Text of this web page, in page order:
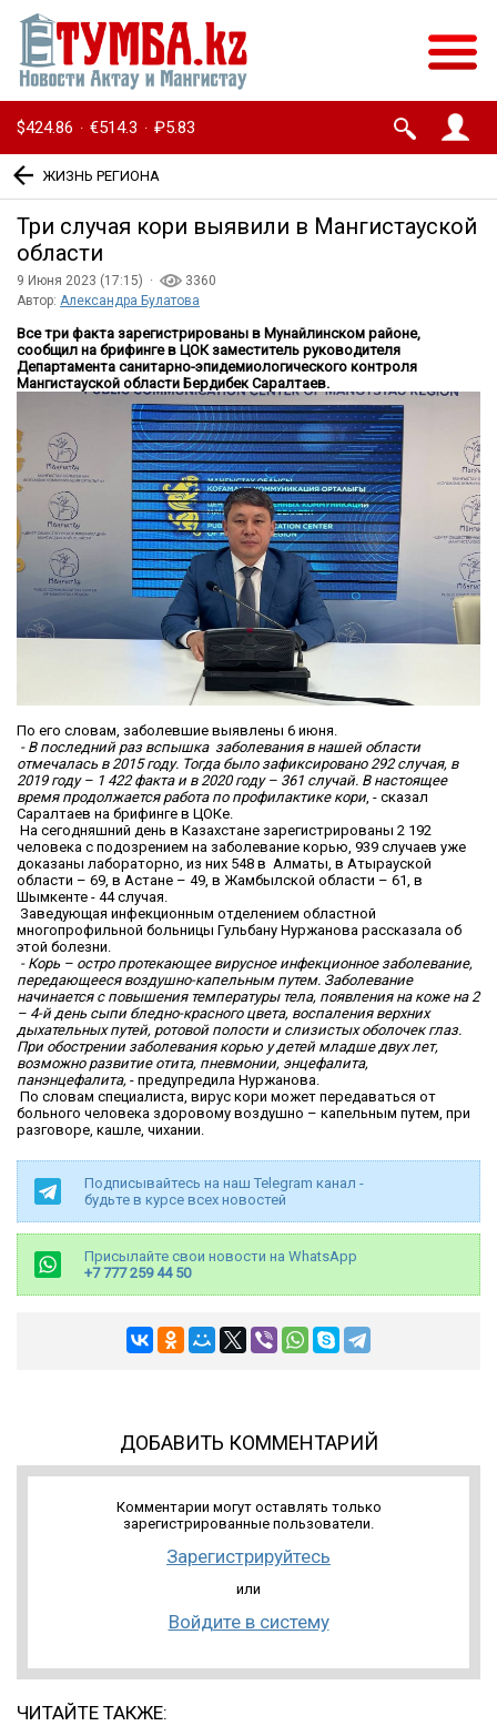
$424.86 · €514.3 · ₽5.83
ЖИЗНЬ РЕГИОНА
Три случая кори выявили в Мангистауской
области
9 Июня 2023 (17:15) ·
3360
Автор: Александра Булатова
Все три факта зарегистрированы в Мунайлинском районе,
сообщил на брифинге в ЦОК заместитель руководителя
Департамента санитарно-эпидемиологического контроля
Мангистауской области Бердибек Саралтаев.
По его словам, заболевшие выявлены 6 июня.
- В последний раз вспышка заболевания в нашей области
отмечалась в 2015 году. Тогда было зафиксировано 292 случая, в
2019 году – 1 422 факта и в 2020 году – 361 случай. В настоящее
время продолжается работа по профилактике кори, - сказал
Саралтаев на брифинге в ЦОКе.
На сегодняшний день в Казахстане зарегистрированы 2 192
человека с подозрением на заболевание корью, 939 случаев уже
доказаны лабораторно, из них 548 в Алматы, в Атырауской
области – 69, в Астане – 49, в Жамбылской области – 61, в
Шымкенте - 44 случая.
Заведующая инфекционным отделением областной
многопрофильной больницы Гульбану Нуржанова рассказала об
этой болезни.
- Корь – остро протекающее вирусное инфекционное заболевание,
передающееся воздушно-капельным путем. Заболевание
начинается с повышения температуры тела, появления на коже на 2
– 4-й день сыпи бледно-красного цвета, воспаления верхних
дыхательных путей, ротовой полости и слизистых оболочек глаз.
При обострении заболевания корью у детей младше двух лет,
возможно развитие отита, пневмонии, энцефалита,
панэнцефалита, - предупредила Нуржанова.
По словам специалиста, вирус кори может передаваться от
больного человека здоровому воздушно – капельным путем, при
разговоре, кашле, чихании.
Подписывайтесь на наш Telegram канал -
будьте в курсе всех новостей
Присылайте свои новости на WhatsApp
+7 777 259 44 50
ДОБАВИТЬ КОММЕНТАРИЙ
Комментарии могут оставлять только
зарегистрированные пользователи.
Зарегистрируйтесь
или
Войдите в систему
ЧИТАЙТЕ ТАКЖЕ: